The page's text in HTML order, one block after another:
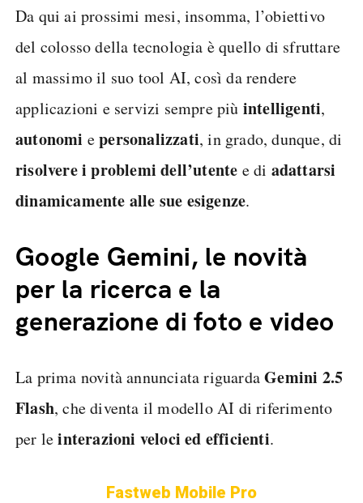
Da qui ai prossimi mesi, insomma, l’obiettivo
del colosso della tecnologia è quello di sfruttare
al massimo il suo tool AI, così da rendere
applicazioni e servizi sempre più intelligenti,
autonomi epersonalizzati, in grado, dunque, di
risolvere i problemi dell’utente e di adattarsi
dinamicamente alle sue esigenze.
Google Gemini, le novità
per la ricerca e la
generazione di foto e video
La prima novità annunciata riguardaGemini 2.5
Flash, che diventa il modello AI di riferimento
per leinterazioni veloci ed efficienti.
Fastweb Mobile Pro